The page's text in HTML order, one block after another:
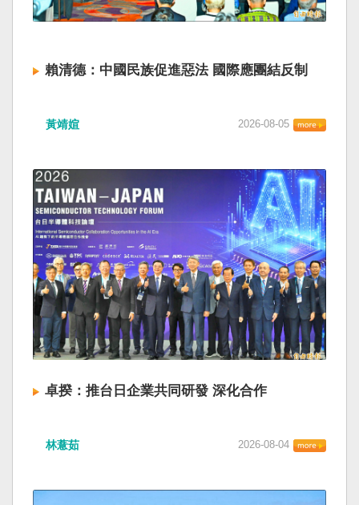
賴清德：中國民族促進惡法 國際應團結反制
黃靖媗 2026-08-05
卓揆：推台日企業共同研發 深化合作
林薏茹 2026-08-04